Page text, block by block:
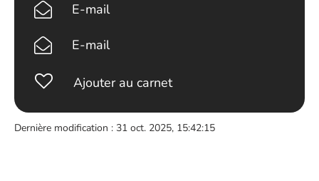
E-mail
E-mail
Ajouter au carnet
Dernière modification : 31 oct. 2025, 15:42:15